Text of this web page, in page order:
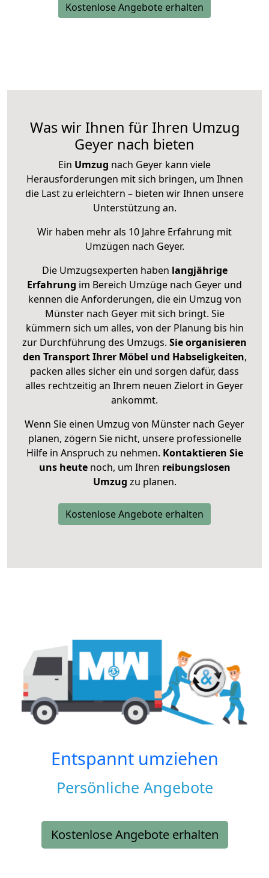
Kostenlose Angebote erhalten
Was wir Ihnen für Ihren Umzug
Geyer nach bieten
Ein Umzug nach Geyer kann viele
Herausforderungen mit sich bringen, um Ihnen
die Last zu erleichtern – bieten wir Ihnen unsere
Unterstützung an.
Wir haben mehr als 10 Jahre Erfahrung mit
Umzügen nach Geyer.
Die Umzugsexperten haben langjährige
Erfahrung im Bereich Umzüge nach Geyer und
kennen die Anforderungen, die ein Umzug von
Münster nach Geyer mit sich bringt. Sie
kümmern sich um alles, von der Planung bis hin
zur Durchführung des Umzugs. Sie organisieren
den Transport Ihrer Möbel und Habseligkeiten,
packen alles sicher ein und sorgen dafür, dass
alles rechtzeitig an Ihrem neuen Zielort in Geyer
ankommt.
Wenn Sie einen Umzug von Münster nach Geyer
planen, zögern Sie nicht, unsere professionelle
Hilfe in Anspruch zu nehmen. Kontaktieren Sie
uns heutenoch, um Ihren reibungslosen
Umzug zu planen.
Kostenlose Angebote erhalten
Entspannt umziehen
Persönliche Angebote
Kostenlose Angebote erhalten